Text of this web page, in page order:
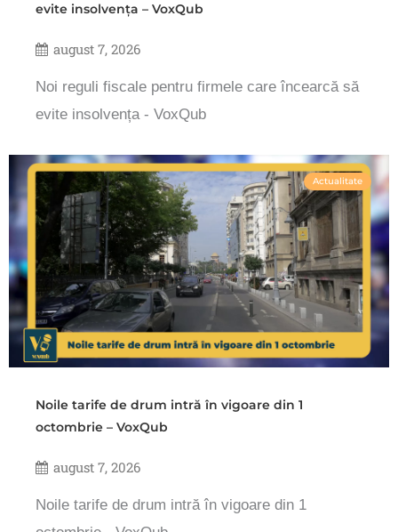
evite insolvența – VoxQub
august 7, 2026
Noi reguli fiscale pentru firmele care încearcă să
evite insolvența - VoxQub
Actualitate
Noile tarife de drum intră în vigoare din 1
octombrie – VoxQub
august 7, 2026
Noile tarife de drum intră în vigoare din 1